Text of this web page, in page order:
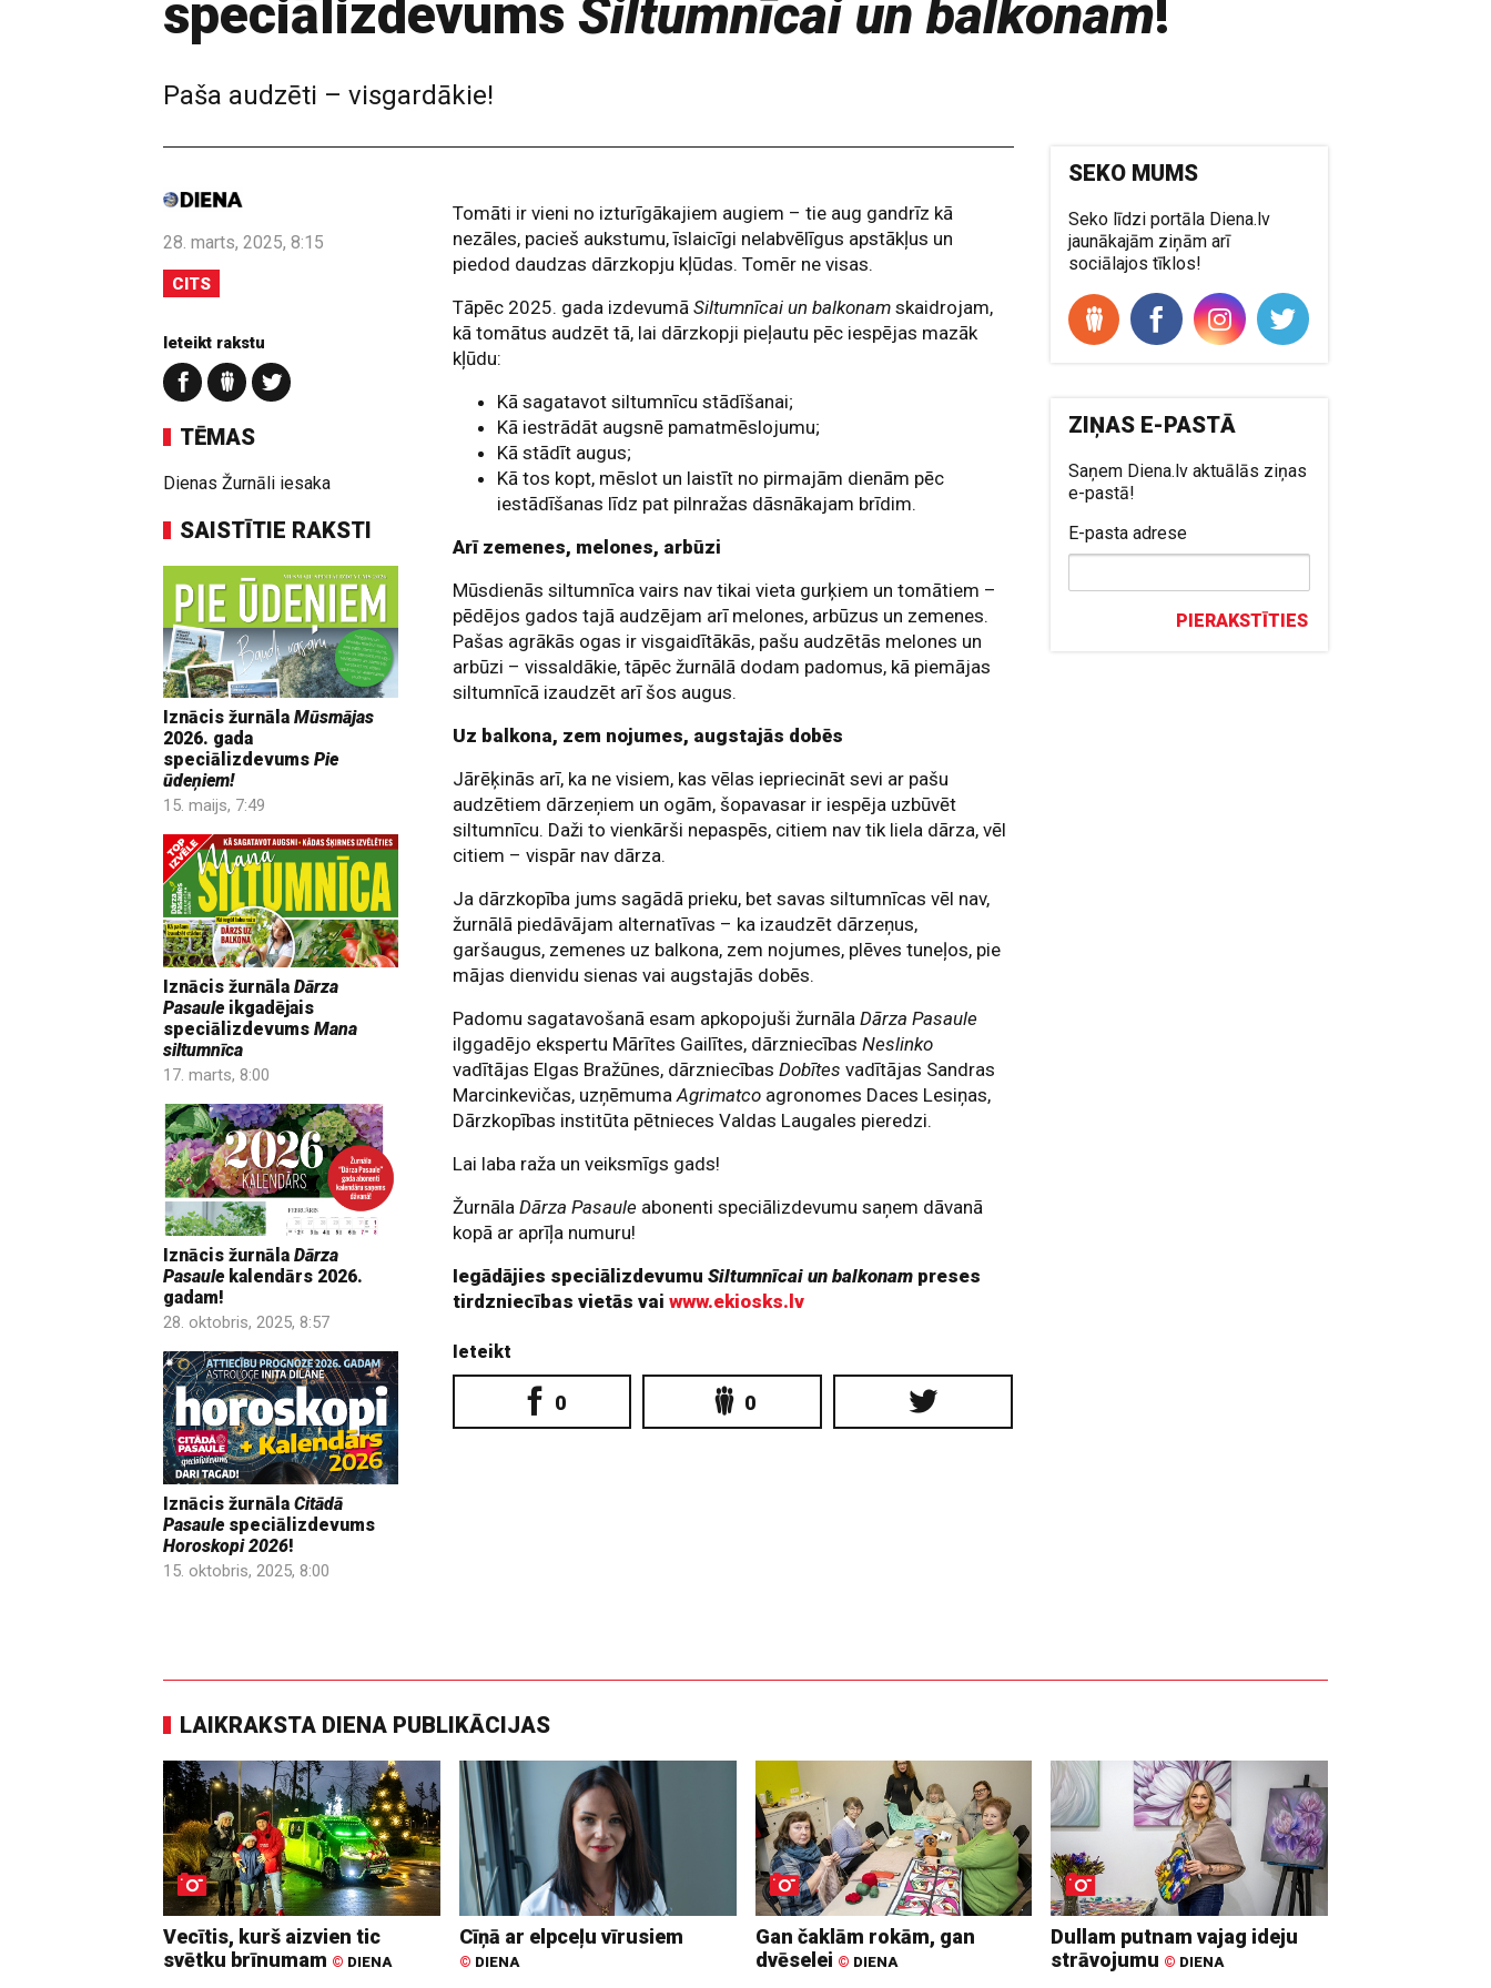
speciālizdevums Siltumnīcai un balkonam!
Paša audzēti – visgardākie!
28. marts, 2025, 8:15
CITS
Ieteikt rakstu
TĒMAS
Dienas Žurnāli iesaka
SAISTĪTIE RAKSTI
Iznācis žurnāla Mūsmājas
2026. gada
speciālizdevums Pie
ūdeņiem!
15. maijs, 7:49
Iznācis žurnāla Dārza
Pasauleikgadējais
speciālizdevums Mana
siltumnīca
17. marts, 8:00
Iznācis žurnāla Dārza
Pasaulekalendārs 2026.
gadam!
28. oktobris, 2025, 8:57
Iznācis žurnāla Citādā
Pasaulespeciālizdevums
Horoskopi 2026!
15. oktobris, 2025, 8:00
Tomāti ir vieni no izturīgākajiem augiem – tie aug gandrīz kā
nezāles, pacieš aukstumu, īslaicīgi nelabvēlīgus apstākļus un
piedod daudzas dārzkopju kļūdas. Tomēr ne visas.
Tāpēc 2025. gada izdevumāSiltumnīcai un balkonamskaidrojam,
kā tomātus audzēt tā, lai dārzkopji pieļautu pēc iespējas mazāk
kļūdu:
Kā sagatavot siltumnīcu stādīšanai;
Kā iestrādāt augsnē pamatmēslojumu;
Kā stādīt augus;
Kā tos kopt, mēslot un laistīt no pirmajām dienām pēc
iestādīšanas līdz pat pilnražas dāsnākajam brīdim.
Arī zemenes, melones, arbūzi
Mūsdienās siltumnīca vairs nav tikai vieta gurķiem un tomātiem –
pēdējos gados tajā audzējam arī melones, arbūzus un zemenes.
Pašas agrākās ogas ir visgaidītākās, pašu audzētās melones un
arbūzi – vissaldākie, tāpēc žurnālā dodam padomus, kā piemājas
siltumnīcā izaudzēt arī šos augus.
Uz balkona, zem nojumes, augstajās dobēs
Jārēķinās arī, ka ne visiem, kas vēlas iepriecināt sevi ar pašu
audzētiem dārzeņiem un ogām, šopavasar ir iespēja uzbūvēt
siltumnīcu. Daži to vienkārši nepaspēs, citiem nav tik liela dārza, vēl
citiem – vispār nav dārza.
Ja dārzkopība jums sagādā prieku, bet savas siltumnīcas vēl nav,
žurnālā piedāvājam alternatīvas – ka izaudzēt dārzeņus,
garšaugus, zemenes uz balkona, zem nojumes, plēves tuneļos, pie
mājas dienvidu sienas vai augstajās dobēs.
Padomu sagatavošanā esam apkopojuši žurnālaDārza Pasaule
ilggadējo ekspertu Mārītes Gailītes, dārzniecībasNeslinko
vadītājas Elgas Bražūnes, dārzniecībasDobītesvadītājas Sandras
Marcinkevičas, uzņēmumaAgrimatco agronomes Daces Lesiņas,
Dārzkopības institūta pētnieces Valdas Laugales pieredzi.
Lai laba raža un veiksmīgs gads!
ŽurnālaDārza Pasaule abonenti speciālizdevumu saņem dāvanā
kopā ar aprīļa numuru!
Iegādājies speciālizdevumuSiltumnīcai un balkonam preses
tirdzniecības vietās vai www.ekiosks.lv
Ieteikt
0 0
SEKO MUMS
Seko līdzi portāla Diena.lv
jaunākajām ziņām arī
sociālajos tīklos!
ZIŅAS E-PASTĀ
Saņem Diena.lv aktuālās ziņas
e-pastā!
E-pasta adrese
PIERAKSTĪTIES
LAIKRAKSTA DIENA PUBLIKĀCIJAS
Vecītis, kurš aizvien tic
svētku brīnumam © DIENA
Cīņā ar elpceļu vīrusiem
© DIENA
Gan čaklām rokām, gan
dvēselei © DIENA
Dullam putnam vajag ideju
strāvojumu © DIENA